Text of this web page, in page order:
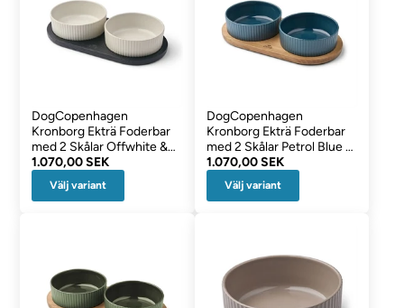
DogCopenhagen
Kronborg Ekträ Foderbar
med 2 Skålar Offwhite &
Black
1.070,00 SEK
Välj variant
DogCopenhagen
Kronborg Ekträ Foderbar
med 2 Skålar Petrol Blue &
Oak
1.070,00 SEK
Välj variant